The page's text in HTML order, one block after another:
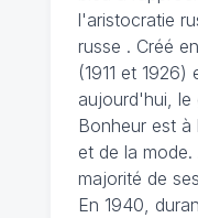
l'aristocratie
russe . Créé
(1911 et
aujourd'hui, le
Bonheur est à
et de la
majorité de
En 1940,